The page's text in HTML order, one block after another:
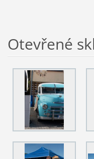
Otevřené